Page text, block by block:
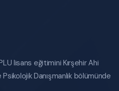
lisans eğitimini Kırşehir Ahi
Danışmanlık bölümünde